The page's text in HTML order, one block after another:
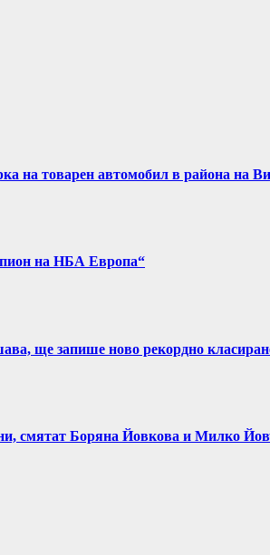
на товарен автомобил в района на
на НБА Европа“
ще запише ново рекордно
смятат Боряна Йовкова и Милко